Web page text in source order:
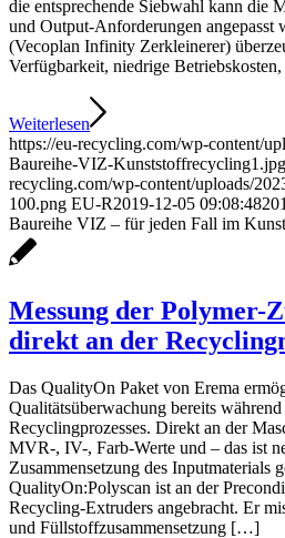
die entsprechende Siebwahl kann die
und Output-Anforderungen
(Vecoplan Infinity Zerkleinerer)
Verfügbarkeit, niedrige
Weiterlesen
https://eu-recycling.com/wp-content/
Baureihe-VIZ-Kunststoffrecycling1.jpg
recycling.com/wp-content/uploads/
100.png EU-R2019-12-05 09:08:48
Baureihe VIZ – für jeden Fall im
Messung der Polymer-
direkt an der
Das QualityOn Paket von Erema
Qualitätsüberwachung bereits während
Recyclingprozesses. Direkt an der
MVR-, IV-, Farb-Werte und – das ist
Zusammensetzung des Inputmaterials
QualityOn:Polyscan ist an der
Recycling-Extruders angebracht. Er
und Füllstoffzusammensetzung […]